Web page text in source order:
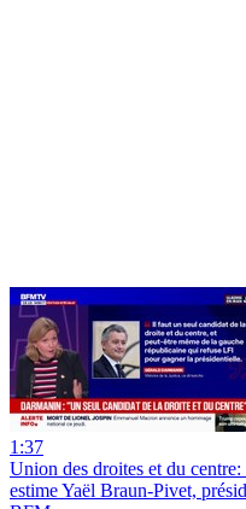
1:37
Union des droites et du
estime Yaël Braun-Pivet,